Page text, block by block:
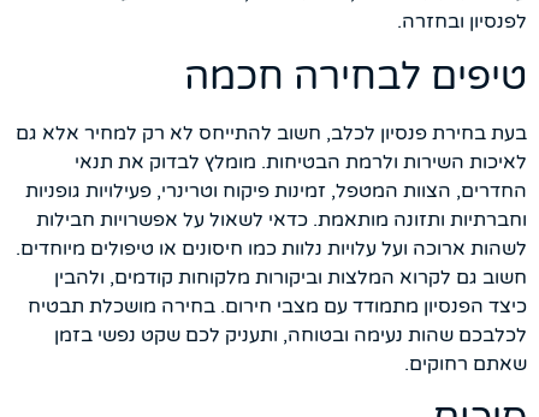
לפנסיון ובחזרה.
טיפים לבחירה חכמה
בעת בחירת פנסיון לכלב, חשוב להתייחס לא רק למחיר אלא גם
לאיכות השירות ולרמת הבטיחות. מומלץ לבדוק את תנאי
החדרים, הצוות המטפל, זמינות פיקוח וטרינרי, פעילויות גופניות
וחברתיות ותזונה מותאמת. כדאי לשאול על אפשרויות חבילות
לשהות ארוכה ועל עלויות נלוות כמו חיסונים או טיפולים מיוחדים.
חשוב גם לקרוא המלצות וביקורות מלקוחות קודמים, ולהבין
כיצד הפנסיון מתמודד עם מצבי חירום. בחירה מושכלת תבטיח
לכלבכם שהות נעימה ובטוחה, ותעניק לכם שקט נפשי בזמן
שאתם רחוקים.